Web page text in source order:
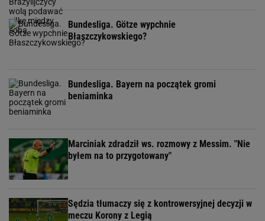
Bundesliga. Götze wypchnie
Błaszczykowskiego?
Bundesliga. Bayern na początek gromi
beniaminka
Marciniak zdradził ws. rozmowy z Messim. "Nie
byłem na to przygotowany"
Sędzia tłumaczy się z kontrowersyjnej decyzji w
meczu Korony z Legią